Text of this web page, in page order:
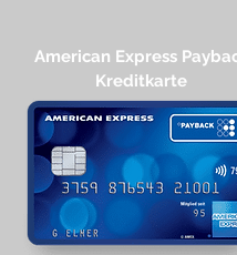
American Express
Kreditkarte​